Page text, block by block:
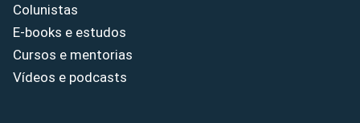
Colunistas
E-books e estudos
Cursos e mentorias
Vídeos e podcasts